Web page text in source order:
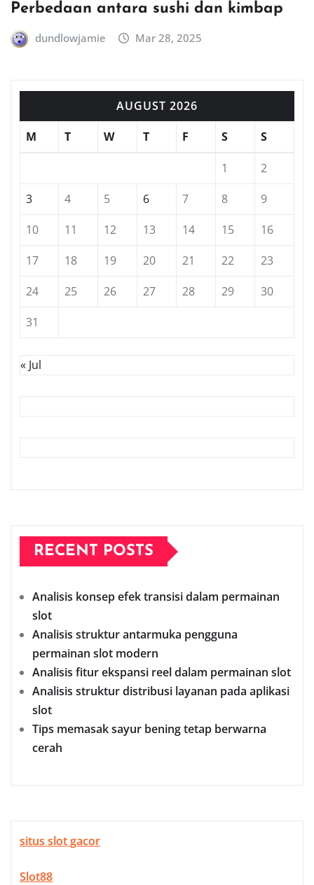
Perbedaan antara sushi dan kimbap
dundlowjamie Mar 28, 2025
AUGUST 2026
M
T W T F S S
1
2
3
4 5 6 7 8
9
10
11 12 13 14 15
16
17
18 19 20 21 22
23
24
25 26 27 28 29
30
31
« Jul
RECENT POSTS
Analisis konsep efek transisi dalam permainan
slot
Analisis struktur antarmuka pengguna
permainan slot modern
Analisis fitur ekspansi reel dalam permainan slot
Analisis struktur distribusi layanan pada aplikasi
slot
Tips memasak sayur bening tetap berwarna
cerah
situs slot gacor
Slot88